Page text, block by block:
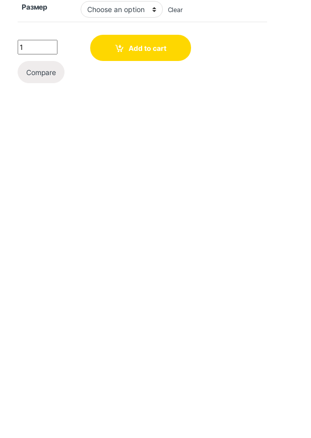
Размер Clear
Add to cart
Compare